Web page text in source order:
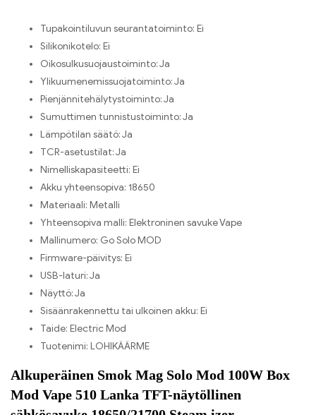
Tupakointiluvun seurantatoiminto: Ei
Silikonikotelo: Ei
Oikosulkusuojaustoiminto:Ja
Ylikuumenemissuojatoiminto:Ja
Pienjännitehälytystoiminto:Ja
Sumuttimen tunnistustoiminto:Ja
Lämpötilan säätö:Ja
TCR-asetustilat:Ja
Nimelliskapasiteetti: Ei
Akku yhteensopiva: 18650
Materiaali: Metalli
Yhteensopiva malli: Elektroninen savuke Vape
Mallinumero: Go Solo MOD
Firmware-päivitys: Ei
USB-laturi:Ja
Näyttö:Ja
Sisäänrakennettu tai ulkoinen akku: Ei
Taide: Electric Mod
Tuotenimi: LOHIKÄÄRME
Alkuperäinen Smok Mag Solo Mod 100W Box
Mod Vape 510 Lanka TFT-näytöllinen